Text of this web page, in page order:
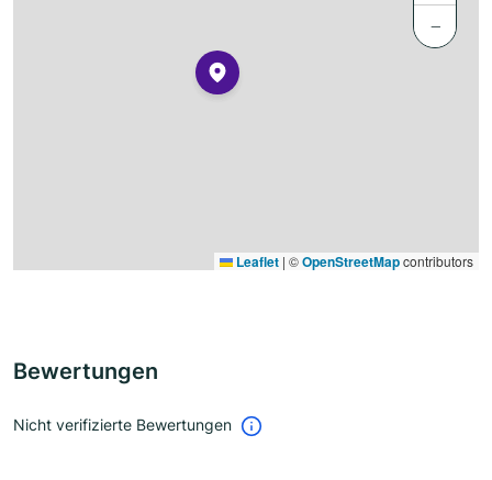
−
Leaflet | ©OpenStreetMapcontributors
Bewertungen
Nicht verifizierte Bewertungen